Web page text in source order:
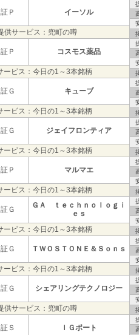
Ｐ イーソル
供サービス：兜町の噂
Ｐ コスモス薬品
ービス：今日の1～3本銘柄
Ｇ キューブ
ービス：今日の1～3本銘柄
Ｇ ジェイフロンティア
ービス：今日の1～3本銘柄
Ｐ マルマエ
ービス：今日の1～3本銘柄
Ｇ
ＧＡ ｔｅｃｈｎｏｌｏｇｉ
ｅｓ
ービス：今日の1～3本銘柄
Ｇ ＴＷＯＳＴＯＮＥ＆Ｓｏｎｓ
ービス：今日の1～3本銘柄
Ｇ シェアリングテクノロジー
供サービス：兜町の噂
Ｓ ＩＧポート